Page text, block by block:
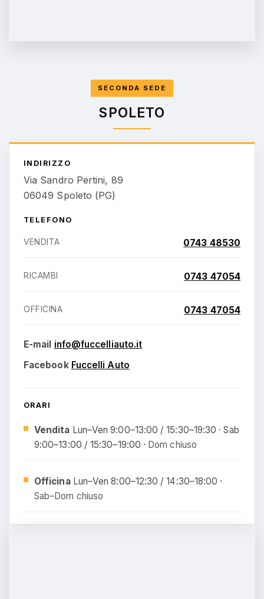
SECONDA SEDE
SPOLETO
INDIRIZZO
Via Sandro Pertini, 89
06049 Spoleto (PG)
TELEFONO
VENDITA 0743 48530
RICAMBI 0743 47054
OFFICINA 0743 47054
E-mail ti.otuailleccuf
@ofni
Facebook Fuccelli Auto
ORARI
Vendita Lun–Ven 9:00–13:00 / 15:30–19:30 · Sab
9:00–13:00 / 15:30–19:00 · Dom chiuso
OfficinaLun–Ven 8:00–12:30 / 14:30–18:00 ·
Sab–Dom chiuso